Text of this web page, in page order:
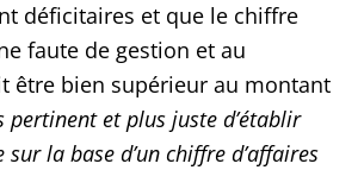
déficitaires et que le chiffre
faute de gestion et au
être bien supérieur au montant
pertinent et plus juste d’établir
la base d’un chiffre d’affaires